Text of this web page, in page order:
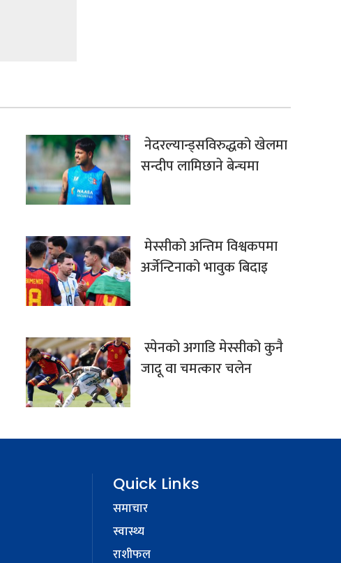
नेदरल्यान्ड्सविरुद्धको खेलमा
सन्दीप लामिछाने बेन्चमा
मेस्सीको अन्तिम विश्वकपमा
अर्जेन्टिनाको भावुक बिदाइ
स्पेनको अगाडि मेस्सीको कुनै
जादू वा चमत्कार चलेन
Quick Links
समाचार
स्वास्थ्य
राशीफल